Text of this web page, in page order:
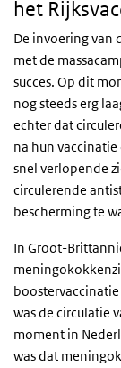
het
De invoering van
met de
succes. Op dit
nog steeds erg
echter dat
na hun
snel verlopende
circulerende
bescherming te
In Groot-
was de circulatie
moment in
was dat